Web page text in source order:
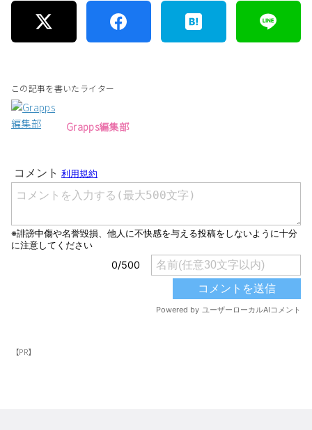
この記事を書いたライター
Grapps編集部
【PR】